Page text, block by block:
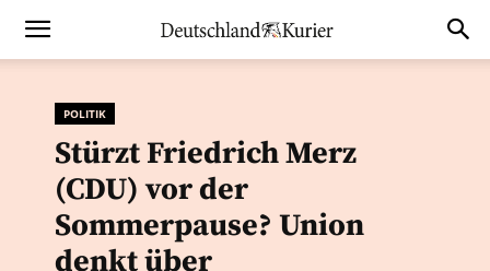
POLITIK
Stürzt Friedrich Merz
(CDU) vor der
Sommerpause? Union
denkt über